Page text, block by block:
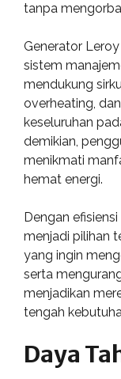
tanpa
Generator
sistem
mendukung
overheating,
keseluruhan
demikian,
menikmati
hemat energi.
Dengan
menjadi pilihan
yang ingin
serta
menjadikan
tengah
Daya